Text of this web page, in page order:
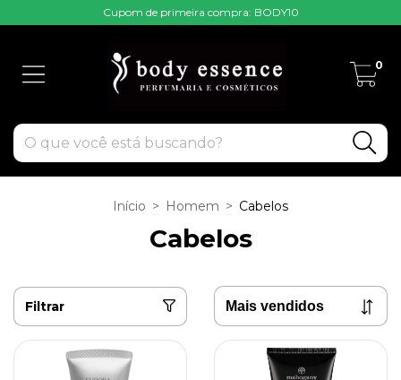
Cupom de primeira compra: BODY10
0
Início > Homem > Cabelos
Cabelos
Filtrar